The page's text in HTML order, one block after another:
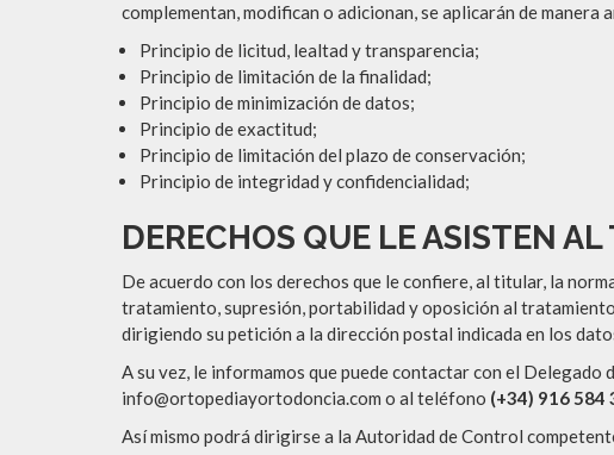
complementan, modifican o adicionan, se aplicarán de
Principio de licitud, lealtad y transparencia;
Principio de limitación de la finalidad;
Principio de minimización de datos;
Principio de exactitud;
Principio de limitación del plazo de conservación;
Principio de integridad y confidencialidad;
DERECHOS QUE LE ASISTEN
De acuerdo con los derechos que le confiere, al titular, la
tratamiento, supresión, portabilidad y oposición al
dirigiendo su petición a la dirección postal indicada en los
A su vez, le informamos que puede contactar con el
info@ortopediayortodoncia.com o al teléfono (+34) 916 584
Así mismo podrá dirigirse a la Autoridad de Control